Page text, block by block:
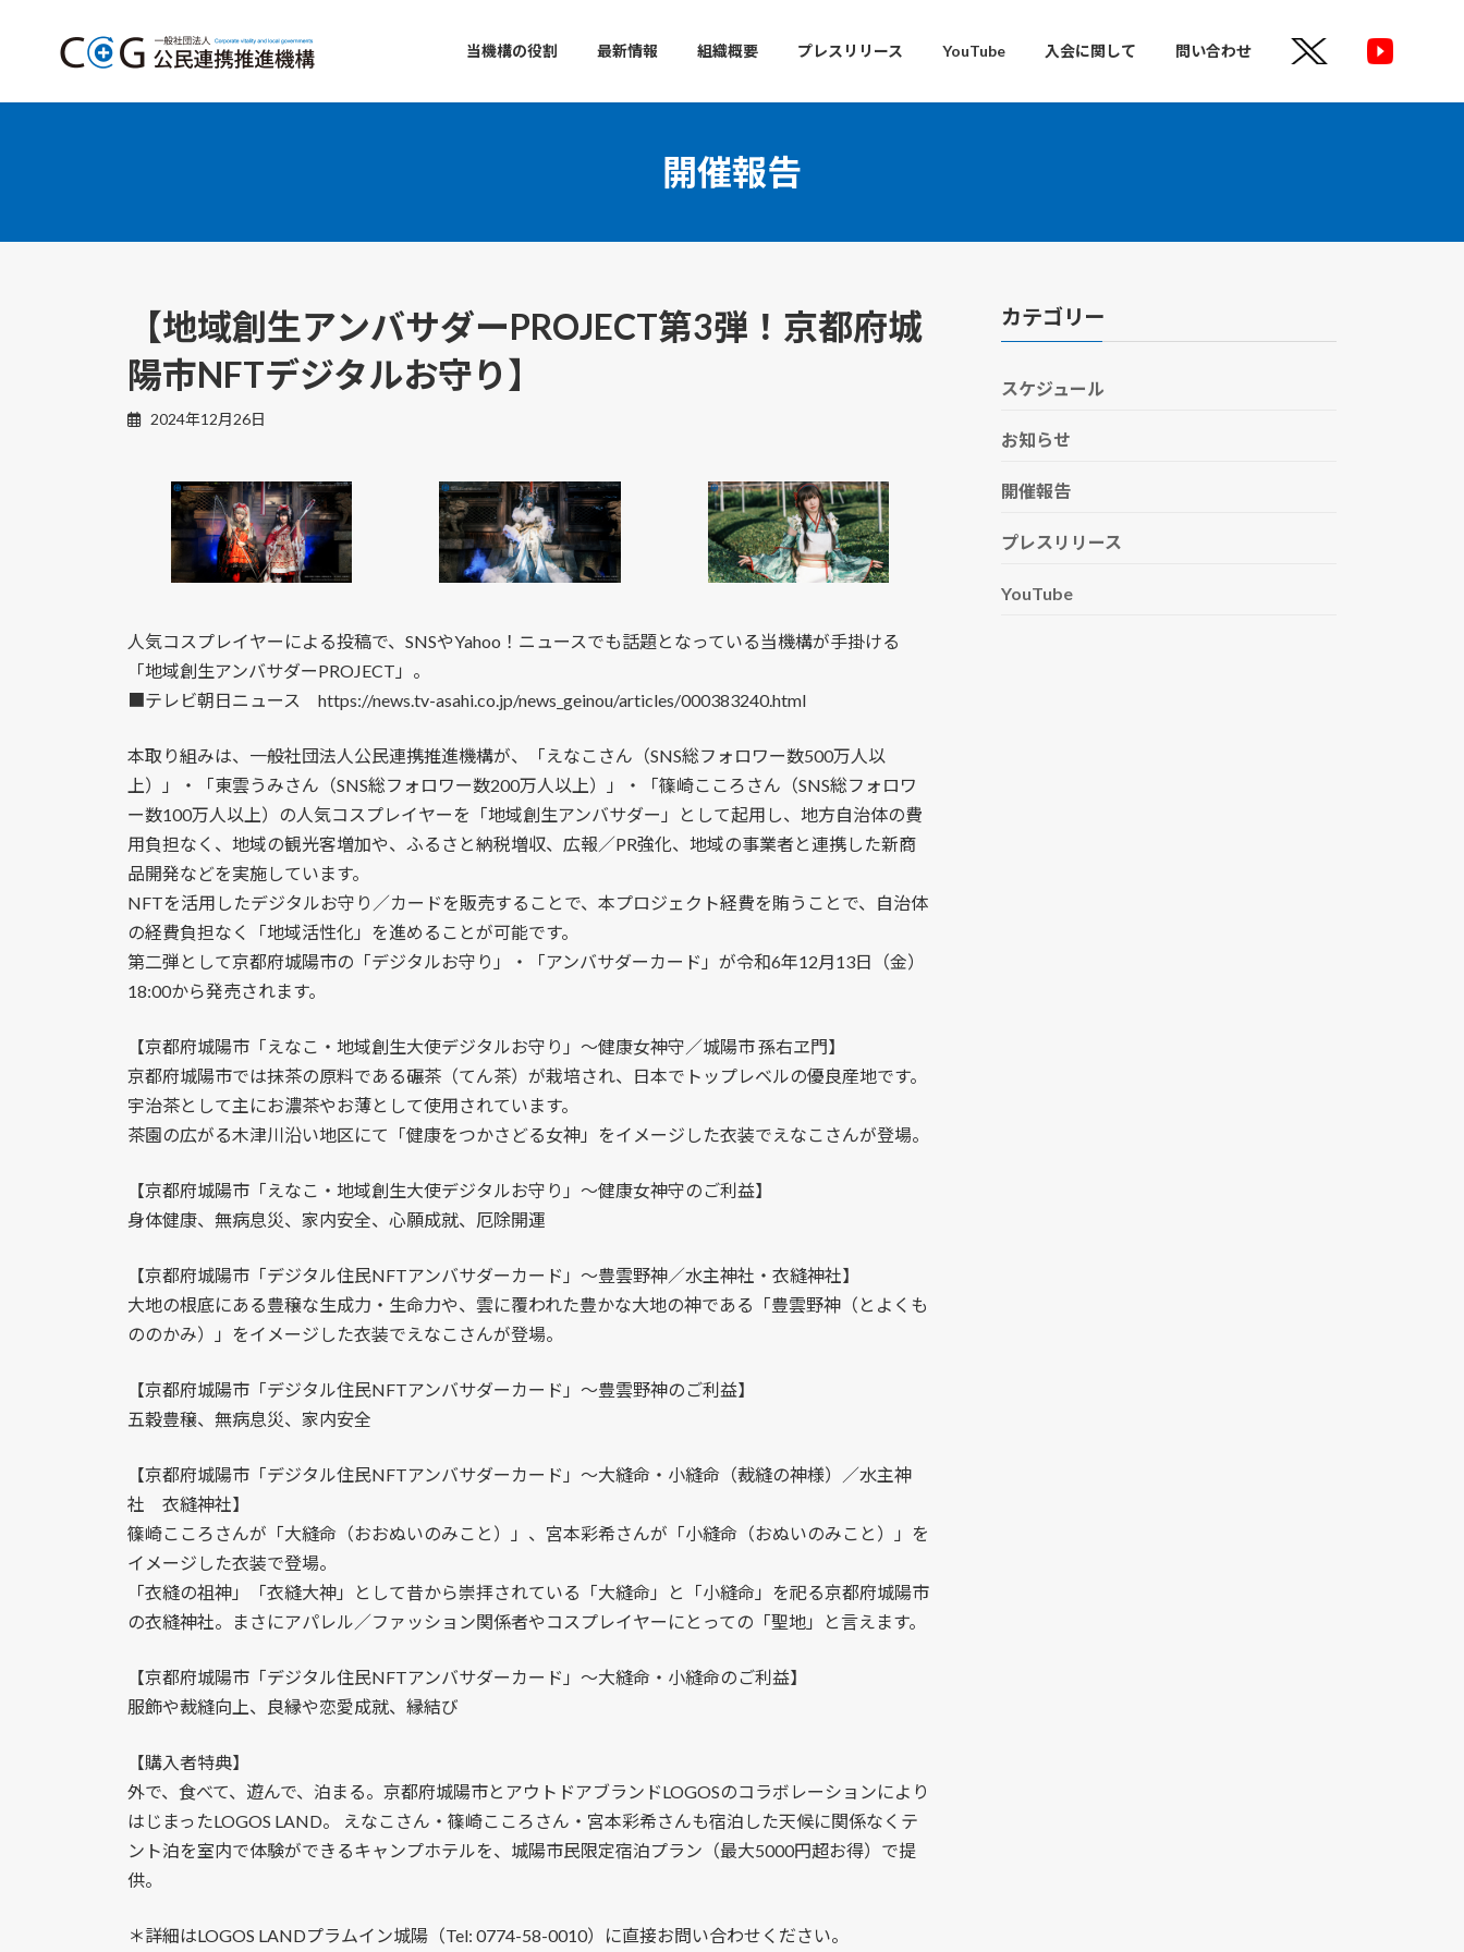
プ
動
当機構の役割 最新情報 組織概要 プレスリリース YouTube 入会に関して 問い合わせ
開催報告
【地域創生アンバサダーPROJECT第3弾！京都府城
陽市NFTデジタルお守り】
2024年12月26日
人気コスプレイヤーによる投稿で、SNSやYahoo！ニュースでも話題となっている当機構が手掛ける
「地域創生アンバサダーPROJECT」。
■テレビ朝日ニュース https://news.tv-asahi.co.jp/news_geinou/articles/000383240.html
本取り組みは、一般社団法人公民連携推進機構が、「えなこさん（SNS総フォロワー数500万人以
上）」・「東雲うみさん（SNS総フォロワー数200万人以上）」・「篠崎こころさん（SNS総フォロワ
ー数100万人以上）の人気コスプレイヤーを「地域創生アンバサダー」として起用し、地方自治体の費
用負担なく、地域の観光客増加や、ふるさと納税増収、広報／PR強化、地域の事業者と連携した新商
品開発などを実施しています。
NFTを活用したデジタルお守り／カードを販売することで、本プロジェクト経費を賄うことで、自治体
の経費負担なく「地域活性化」を進めることが可能です。
第二弾として京都府城陽市の「デジタルお守り」・「アンバサダーカード」が令和6年12月13日（金）
18:00から発売されます。
【京都府城陽市「えなこ・地域創生大使デジタルお守り」～健康女神守／城陽市 孫右ヱ門】
京都府城陽市では抹茶の原料である碾茶（てん茶）が栽培され、日本でトップレベルの優良産地です。
宇治茶として主にお濃茶やお薄として使用されています。
茶園の広がる木津川沿い地区にて「健康をつかさどる女神」をイメージした衣装でえなこさんが登場。
【京都府城陽市「えなこ・地域創生大使デジタルお守り」～健康女神守のご利益】
身体健康、無病息災、家内安全、心願成就、厄除開運
【京都府城陽市「デジタル住民NFTアンバサダーカード」～豊雲野神／水主神社・衣縫神社】
大地の根底にある豊穣な生成力・生命力や、雲に覆われた豊かな大地の神である「豊雲野神（とよくも
ののかみ）」をイメージした衣装でえなこさんが登場。
【京都府城陽市「デジタル住民NFTアンバサダーカード」～豊雲野神のご利益】
五穀豊穣、無病息災、家内安全
【京都府城陽市「デジタル住民NFTアンバサダーカード」～大縫命・小縫命（裁縫の神様）／水主神
社 衣縫神社】
篠崎こころさんが「大縫命（おおぬいのみこと）」、宮本彩希さんが「小縫命（おぬいのみこと）」を
イメージした衣装で登場。
「衣縫の祖神」「衣縫大神」として昔から崇拝されている「大縫命」と「小縫命」を祀る京都府城陽市
の衣縫神社。まさにアパレル／ファッション関係者やコスプレイヤーにとっての「聖地」と言えます。
【京都府城陽市「デジタル住民NFTアンバサダーカード」～大縫命・小縫命のご利益】
服飾や裁縫向上、良縁や恋愛成就、縁結び
【購入者特典】
外で、食べて、遊んで、泊まる。京都府城陽市とアウトドアブランドLOGOSのコラボレーションにより
はじまったLOGOS LAND。 えなこさん・篠崎こころさん・宮本彩希さんも宿泊した天候に関係なくテ
ント泊を室内で体験ができるキャンプホテルを、城陽市民限定宿泊プラン（最大5000円超お得）で提
供。
＊詳細はLOGOS LANDプラムイン城陽（Tel: 0774-58-0010）に直接お問い合わせください。
カテゴリー
スケジュール
お知らせ
開催報告
プレスリリース
YouTube